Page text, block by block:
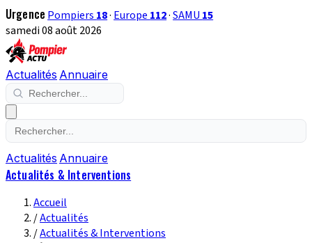
Urgence Pompiers 18· Europe 112·SAMU 15
samedi 08 août 2026
Actualités Annuaire
Actualités Annuaire
Actualités & Interventions
Accueil
/Actualités
/Actualités & Interventions